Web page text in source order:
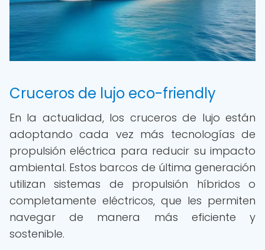
Cruceros de lujo eco-friendly
En la actualidad, los cruceros de lujo están
adoptando cada vez más tecnologías de
propulsión eléctrica para reducir su impacto
ambiental. Estos barcos de última generación
utilizan sistemas de propulsión híbridos o
completamente eléctricos, que les permiten
navegar de manera más eficiente y
sostenible.